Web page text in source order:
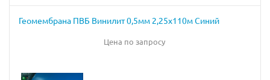
Геомембрана ПВБ Винилит 0,5мм 2,25х110м Синий
Цена по запросу